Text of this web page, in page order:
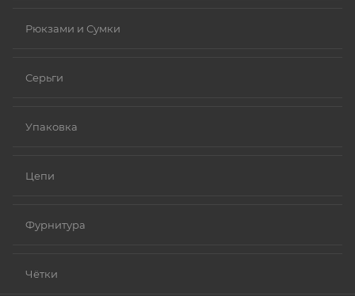
Рюкзами и Сумки
Серьги
Упаковка
Цепи
Фурнитура
Чётки